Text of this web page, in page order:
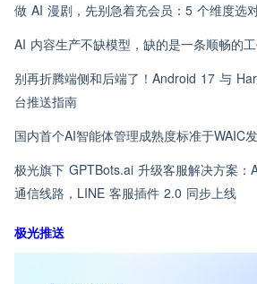
做 AI 漫剧，先别急着充会员：5 个维度选
AI 内容生产不缺模型，缺的是一条顺畅的
别再折腾端侧和后端了！Android 17 与
台推送指南
国内首个AI智能体管理成熟度标准于WAIC
极光旗下 GPTBots.ai 升级客服解决方案：
通信线路，LINE 客服插件 2.0 同步上线
极光推送